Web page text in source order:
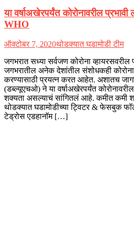
या वर्षाअखेरपर्यंत कोरोनावरील
WHO
ऑक्टोबर 7, 2020थोडक्यात घडामोडी टीम
जगभरात सध्या सर्वजण कोरोना
जगभरातील अनेक देशांतील संशोधकही
करण्यासाठी प्रयत्न करत आहेत. अशातच
(डब्ल्यूएचओ) ने या वर्षाअखेरपर्यंत
शक्यता असल्याचं सांगितलं आहे. कमीत कमी
थोडक्यात घडामोडीच्या ट्विटर & फेसबुक
टेड्रोस एडहानॉम […]